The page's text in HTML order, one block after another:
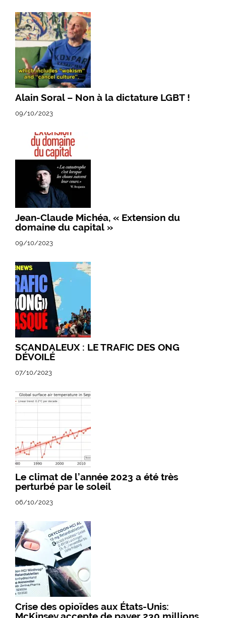
Alain Soral – Non à la dictature LGBT !
09/10/2023
Jean-Claude Michéa, « Extension du
domaine du capital »
09/10/2023
SCANDALEUX : LE TRAFIC DES ONG
DÉVOILÉ
07/10/2023
Le climat de l’année 2023 a été très
perturbé par le soleil
06/10/2023
Crise des opioïdes aux États-Unis: